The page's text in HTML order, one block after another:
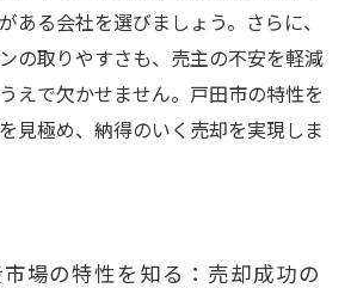
ある会社を選びましょう。さらに、
の取りやすさも、売主の不安を軽減
えで欠かせません。戸田市の特性を
見極め、納得のいく売却を実現しま
場の特性を知る：売却成功の